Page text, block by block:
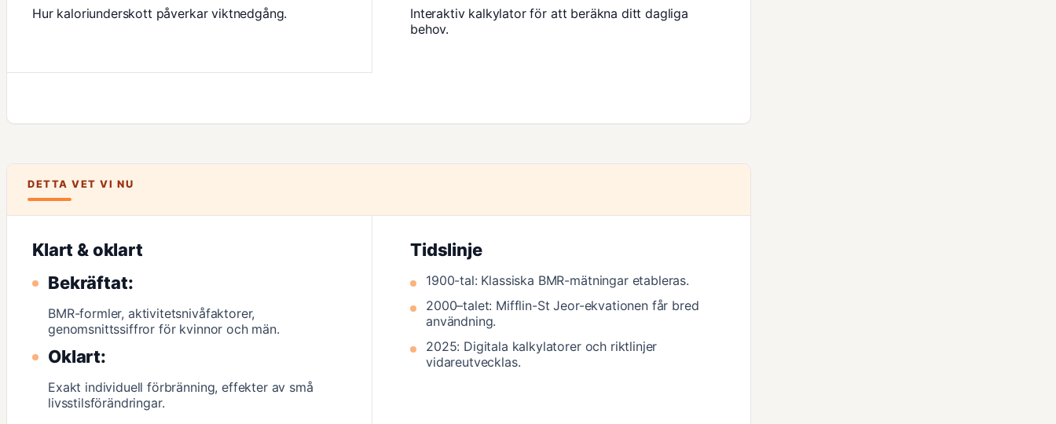
Hur kaloriunderskott påverkar viktnedgång.
Interaktiv kalkylator för att beräkna ditt dagliga
behov.
DETTA VET VI NU
Klart & oklart
Bekräftat:
BMR-formler, aktivitetsnivåfaktorer,
genomsnittssiffror för kvinnor och män.
Oklart:
Exakt individuell förbränning, effekter av små
livsstilsförändringar.
Tidslinje
1900-tal: Klassiska BMR-mätningar etableras.
2000–talet: Mifflin-St Jeor-ekvationen får bred
användning.
2025: Digitala kalkylatorer och riktlinjer
vidareutvecklas.